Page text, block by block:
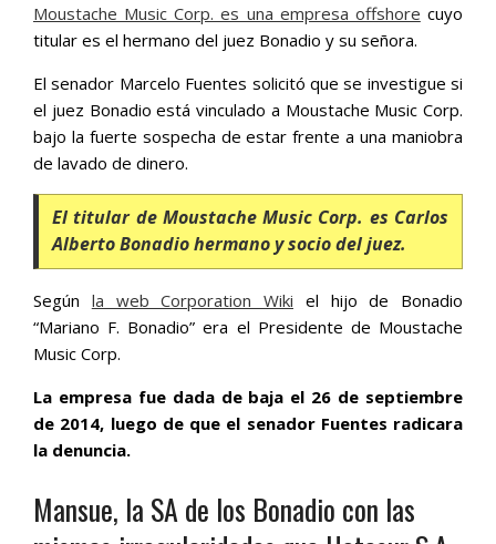
Moustache Music Corp. es una empresa offshore cuyo
titular es el hermano del juez Bonadio y su señora.
El senador Marcelo Fuentes solicitó que se investigue si
el juez Bonadio está vinculado a Moustache Music Corp.
bajo la fuerte sospecha de estar frente a una maniobra
de lavado de dinero.
El titular de Moustache Music Corp. es Carlos
Alberto Bonadio hermano y socio del juez.
Según la web Corporation Wiki el hijo de Bonadio
“Mariano F. Bonadio” era el Presidente de Moustache
Music Corp.
La empresa fue dada de baja el 26 de septiembre
de 2014, luego de que el senador Fuentes radicara
la denuncia.
Mansue, la SA de los Bonadio con las